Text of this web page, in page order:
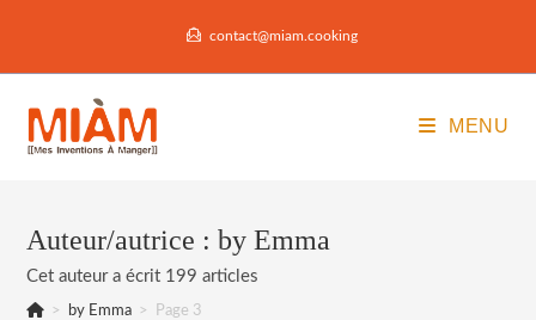
content
contact@miam.cooking
MENU
Auteur/autrice :by Emma
Cet auteur a écrit 199 articles
> by Emma > Page 3